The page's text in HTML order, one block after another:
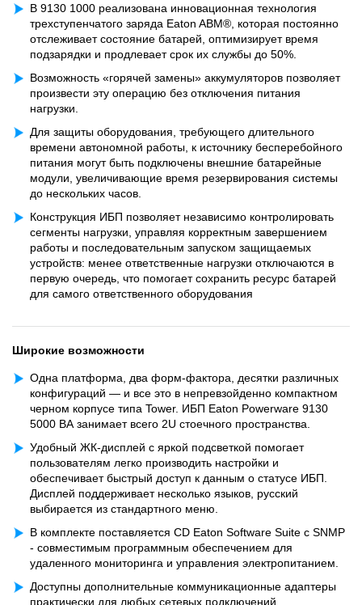
В 9130 1000 реализована инновационная технология
трехступенчатого заряда Eaton ABM®, которая постоянно
отслеживает состояние батарей, оптимизирует время
подзарядки и продлевает срок их службы до 50%.
Возможность «горячей замены» аккумуляторов позволяет
произвести эту операцию без отключения питания
нагрузки.
Для защиты оборудования, требующего длительного
времени автономной работы, к источнику бесперебойного
питания могут быть подключены внешние батарейные
модули, увеличивающие время резервирования системы
до нескольких часов.
Конструкция ИБП позволяет независимо контролировать
сегменты нагрузки, управляя корректным завершением
работы и последовательным запуском защищаемых
устройств: менее ответственные нагрузки отключаются в
первую очередь, что помогает сохранить ресурс батарей
для самого ответственного оборудования
Широкие возможности
Одна платформа, два форм-фактора, десятки различных
конфигураций — и все это в непревзойденно компактном
черном корпусе типа Tower. ИБП Eaton Powerware 9130
5000 ВА занимает всего 2U стоечного пространства.
Удобный ЖК-дисплей с яркой подсветкой помогает
пользователям легко производить настройки и
обеспечивает быстрый доступ к данным о статусе ИБП.
Дисплей поддерживает несколько языков, русский
выбирается из стандартного меню.
В комплекте поставляется CD Eaton Software Suite с SNMP
- совместимым программным обеспечением для
удаленного мониторинга и управления электропитанием.
Доступны дополнительные коммуникационные адаптеры
практически для любых сетевых подключений